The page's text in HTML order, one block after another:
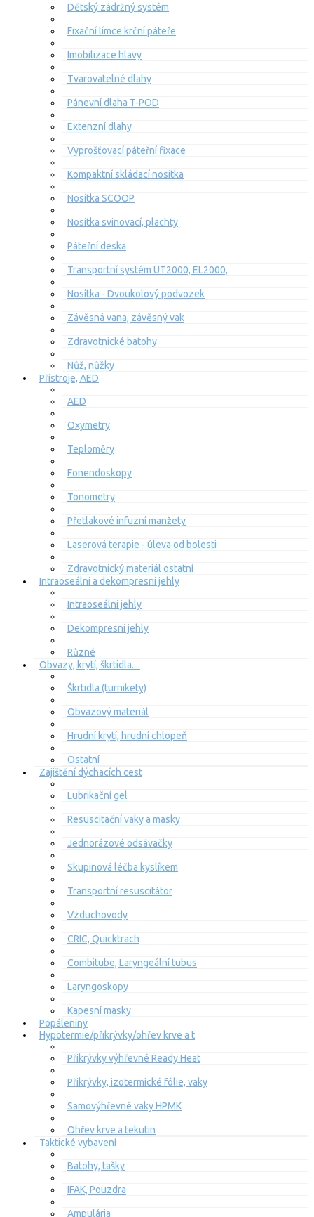
Dětský zádržný systém
Fixační límce krční páteře
Imobilizace hlavy
Tvarovatelné dlahy
Pánevní dlaha T-POD
Extenzní dlahy
Vyprošťovací páteřní fixace
Kompaktní skládací nosítka
Nosítka SCOOP
Nosítka svinovací, plachty
Páteřní deska
Transportní systém UT2000, EL2000,
Nosítka - Dvoukolový podvozek
Závěsná vana, závěsný vak
Zdravotnické batohy
Nůž, nůžky
Přístroje, AED
AED
Oxymetry
Teploměry
Fonendoskopy
Tonometry
Přetlakové infuzní manžety
Laserová terapie - úleva od bolesti
Zdravotnický materiál ostatní
Intraoseální a dekompresní jehly
Intraoseální jehly
Dekompresní jehly
Různé
Obvazy, krytí, škrtidla....
Škrtidla (turnikety)
Obvazový materiál
Hrudní krytí, hrudní chlopeň
Ostatní
Zajištění dýchacích cest
Lubrikační gel
Resuscitační vaky a masky
Jednorázové odsávačky
Skupinová léčba kyslíkem
Transportní resuscitátor
Vzduchovody
CRIC, Quicktrach
Combitube, Laryngeální tubus
Laryngoskopy
Kapesní masky
Popáleniny
Hypotermie/přikrývky/ohřev krve a t
Přikrývky výhřevné Ready Heat
Přikrývky, izotermické fólie, vaky
Samovýhřevné vaky HPMK
Ohřev krve a tekutin
Taktické vybavení
Batohy, tašky
IFAK, Pouzdra
Ampulária